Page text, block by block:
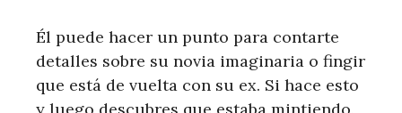
Él puede hacer un punto para contarte
detalles sobre su novia imaginaria o fingir
que está de vuelta con su ex. Si hace esto